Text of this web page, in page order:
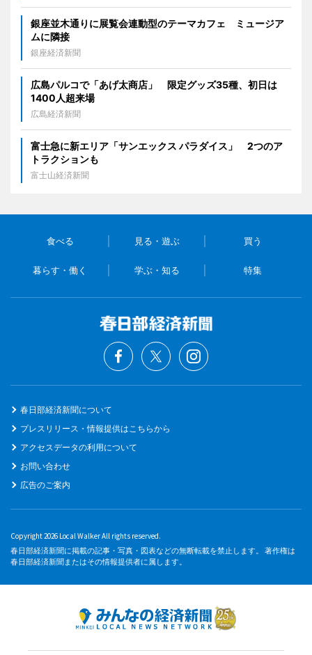
銀座並木通りに展覧会連動型のテーマカフェ ミュージア
ムに隣接
銀座経済新聞
広島パルコで「あげ太商店」 限定グッズ35種、初日は
1400人超来場
広島経済新聞
富士急に新エリア「サンエックス パラダイス」 2つのア
トラクションも
富士山経済新聞
食べる 見る・遊ぶ 買う
暮らす・働く 学ぶ・知る 特集
春日部経済新聞について
プレスリリース・情報提供はこちらから
アクセスデータの利用について
お問い合わせ
広告のご案内
Copyright 2026 Local Walker All rights reserved.
春日部経済新聞に掲載の記事・写真・図表などの無断転載を禁止します。 著作権は
春日部経済新聞またはその情報提供者に属します。